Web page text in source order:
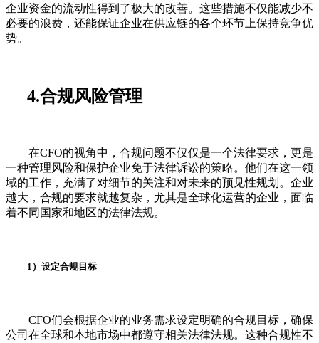
企业资金的流动性得到了极大的改善。这些措施不仅能减少不
必要的浪费，还能保证企业在供应链的各个环节上保持竞争优
势。
4.合规风险管理
在CFO的视角中，合规问题不仅仅是一个法律要求，更是
一种管理风险和保护企业免于法律诉讼的策略。他们在这一领
域的工作，充满了对细节的关注和对未来的预见性规划。企业
越大，合规的要求就越复杂，尤其是全球化运营的企业，面临
着不同国家和地区的法律法规。
1）设定合规目标
CFO们会根据企业的业务需求设定明确的合规目标，确保
公司在全球和本地市场中都遵守相关法律法规。这种合规性不